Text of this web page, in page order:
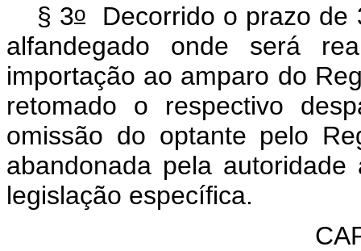
§ 3o
Decorrido o prazo de
alfandegado onde será
importação ao amparo do
retomado o respectivo
omissão do optante pelo
abandonada pela
legislação específica.